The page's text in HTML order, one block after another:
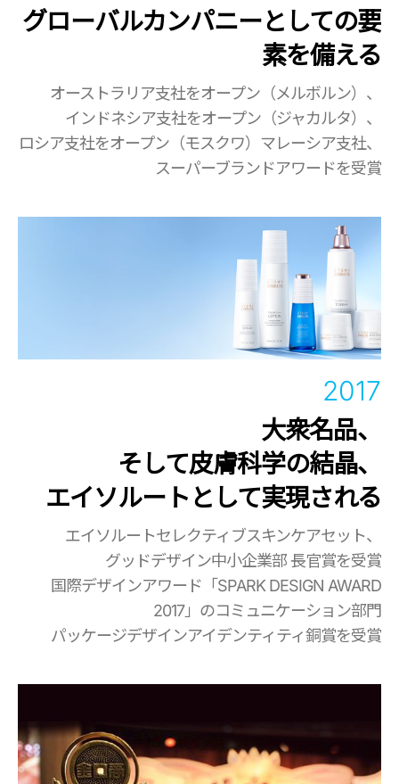
グローバルカンパニーとしての要
素を備える
オーストラリア支社をオープン（メルボルン）、
インドネシア支社をオープン（ジャカルタ）、
ロシア支社をオープン（モスクワ）マレーシア支社、
スーパーブランドアワードを受賞
2017
大衆名品、
そして皮膚科学の結晶、
エイソルートとして実現される
エイソルートセレクティブスキンケアセット、
グッドデザイン中小企業部 長官賞を受賞
国際デザインアワード「SPARK DESIGN AWARD
2017」のコミュニケーション部門
パッケージデザインアイデンティティ銅賞を受賞